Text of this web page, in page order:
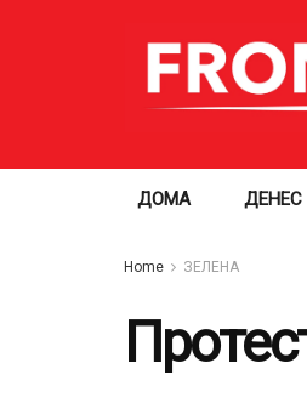
ДОМА ДЕНЕС
Home ЗЕЛЕНА